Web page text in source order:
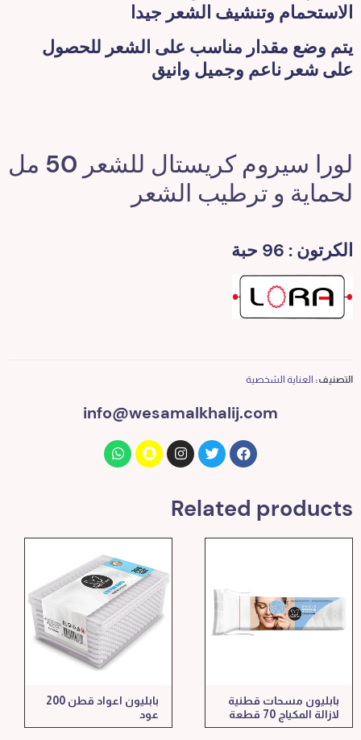
الاستحمام وتنشيف الشعر جيدا
يتم وضع مقدار مناسب على الشعر للحصول
على شعر ناعم وجميل وانيق
لورا سيروم كريستال للشعر 50 مل
لحماية و ترطيب الشعر
الكرتون : 96 حبة
التصنيف: العناية الشخصية
info@wesamalkhalij.com
Related products
بابليون مسحات قطنية
لازالة المكياج 70 قطعة
بابليون اعواد قطن 200
عود